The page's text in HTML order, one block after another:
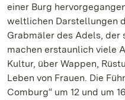
einer Burg
weltlichen Darstellungen
Grabmäler des Adels,
machen erstaunlich viele
Kultur, über Wappen,
Leben von Frauen. Die
Comburg“ um 12 und um